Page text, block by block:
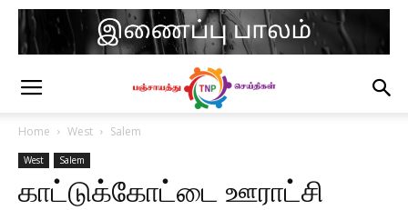
Home West Salem
West Salem
காட்டுக்கோட்டை ஊராட்சி